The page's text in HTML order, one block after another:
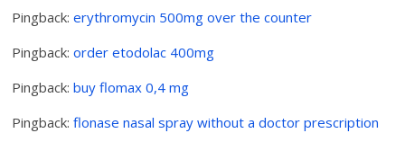
Pingback:erythromycin 500mg over the counter
Pingback:order etodolac 400mg
Pingback:buy flomax 0,4 mg
Pingback:flonase nasal spray without a doctor prescription